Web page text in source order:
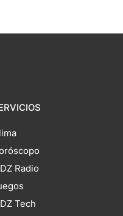
Radio
Tech